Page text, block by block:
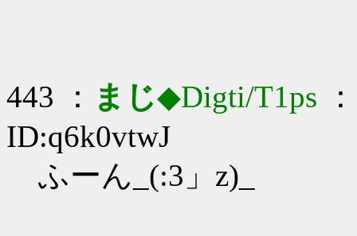
443 ： まじ◆Digti/T1ps
ID:q6k0vtwJ
ふーん_(:3」z)_